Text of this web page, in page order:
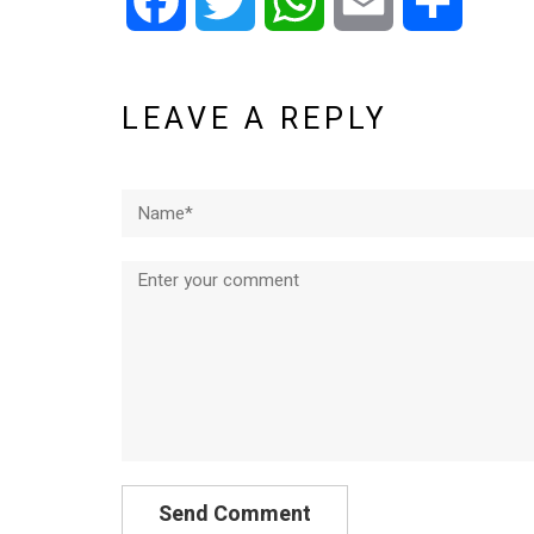
LEAVE A REPLY
Comment